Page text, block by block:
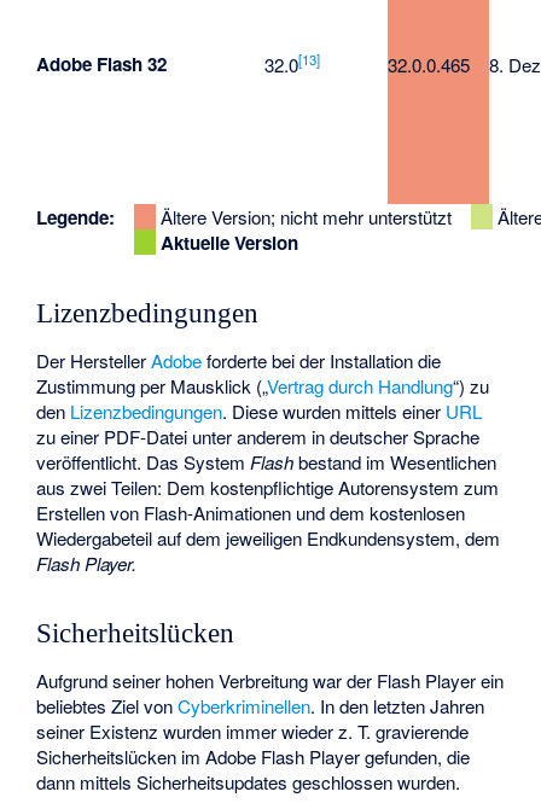
Adobe Flash 32 32.0[13] 32.0.0.465 8.
Legende: Ältere Version; nicht mehr unterstützt
Aktuelle Version
Lizenzbedingungen
Der HerstellerAdobeforderte bei der Installation die
Zustimmung per Mausklick („Vertrag durch Handlung“) zu
den Lizenzbedingungen. Diese wurden mittels einer URL
zu einer PDF-Datei unter anderem in deutscher Sprache
veröffentlicht. Das System Flashbestand im Wesentlichen
aus zwei Teilen: Dem kostenpflichtige Autorensystem zum
Erstellen von Flash-Animationen und dem kostenlosen
Wiedergabeteil auf dem jeweiligen Endkundensystem, dem
Flash Player.
Sicherheitslücken
Aufgrund seiner hohen Verbreitung war der Flash Player ein
beliebtes Ziel vonCyberkriminellen. In den letzten Jahren
seiner Existenz wurden immer wieder z. T. gravierende
Sicherheitslücken im Adobe Flash Player gefunden, die
dann mittels Sicherheitsupdates geschlossen wurden.